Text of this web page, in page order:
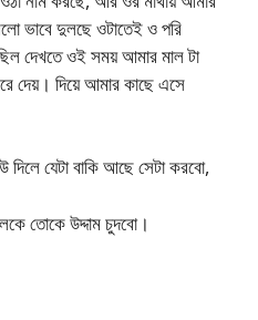
ভাবে দুলছে ওটাতেই ও পরি
দেখতে ওই সময় আমার মাল টা
দেয়। দিয়ে আমার কাছে এসে
দিলে যেটা বাকি আছে সেটা করবো,
তোকে উদ্দাম চুদবো।